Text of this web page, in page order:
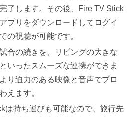
了します。その後、Fire TV Stick
プリをダウンロードしてログイ
の視聴が可能です。
合の続きを、リビングの大きな
いったスムーズな連携ができま
り迫力のある映像と音声でプロ
えます。
は持ち運びも可能なので、旅行先